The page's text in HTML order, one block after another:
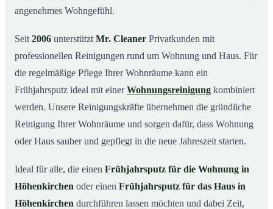
07Jetzt Angebot einholen
Profis
angenehmes Wohngefühl.
Seit 2006 unterstützt Mr. Cleaner Privatkunden mit
professionellen Reinigungen rund um Wohnung und Haus. Für
die regelmäßige Pflege Ihrer Wohnräume kann ein
Frühjahrsputz ideal mit einerWohnungsreinigung kombiniert
werden. Unsere Reinigungskräfte übernehmen die gründliche
Reinigung Ihrer Wohnräume und sorgen dafür, dass Wohnung
oder Haus sauber und gepflegt in die neue Jahreszeit starten.
Ideal für alle, die einen Frühjahrsputz für die Wohnung in
Höhenkirchen oder einen Frühjahrsputz für das Haus in
Höhenkirchen durchführen lassen möchten und dabei Zeit,